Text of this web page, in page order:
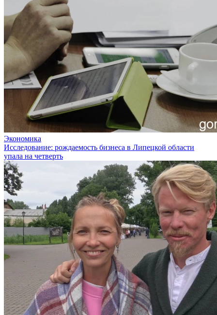
Экономика
Исследование: рождаемость бизнеса в Липецкой области
упала на четверть